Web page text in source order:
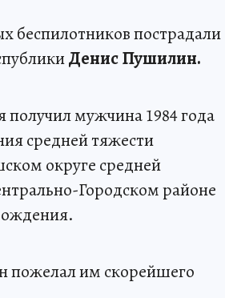
беспилотников пострадали
Денис Пушилин.
мужчина 1984 года
средней тяжести
округе средней
Городском районе
им скорейшего